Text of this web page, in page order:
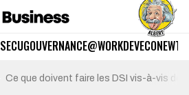
SECUGOUVERNANCE@WORKDEVECO
Ce que doivent faire les DSI vis-à-vis des